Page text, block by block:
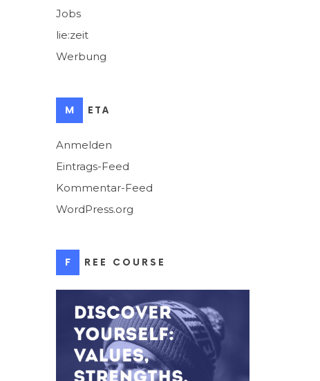
Jobs
lie:zeit
Werbung
META
Anmelden
Eintrags-Feed
Kommentar-Feed
WordPress.org
FREE COURSE